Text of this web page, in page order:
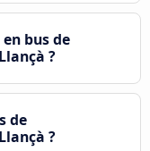
bus de
?
de
?